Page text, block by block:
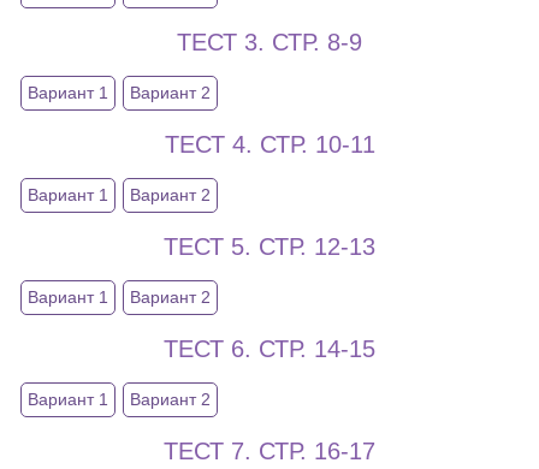
ТЕСТ 3. СТР. 8-9
Вариант 1 Вариант 2
ТЕСТ 4. СТР. 10-11
Вариант 1 Вариант 2
ТЕСТ 5. СТР. 12-13
Вариант 1 Вариант 2
ТЕСТ 6. СТР. 14-15
Вариант 1 Вариант 2
ТЕСТ 7. СТР. 16-17